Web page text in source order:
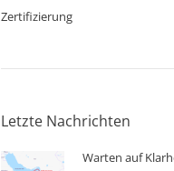
Zertifizierung
Letzte Nachrichten
Warten auf